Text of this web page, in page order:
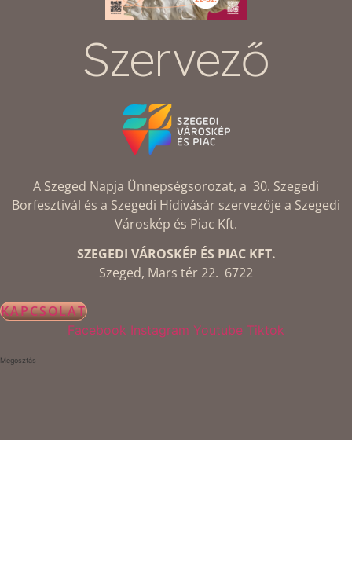
Szervező
A Szeged Napja Ünnepségsorozat, a 30. Szegedi
Borfesztivál és a Szegedi Hídivásár szervezője a Szegedi
Városkép és Piac Kft.
SZEGEDI VÁROSKÉP ÉS PIAC KFT.
Szeged, Mars tér 22. 6722
KAPCSOLAT
Facebook Instagram Youtube Tiktok
Megosztás